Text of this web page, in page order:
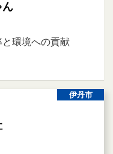
ん
環境への貢献
伊丹市